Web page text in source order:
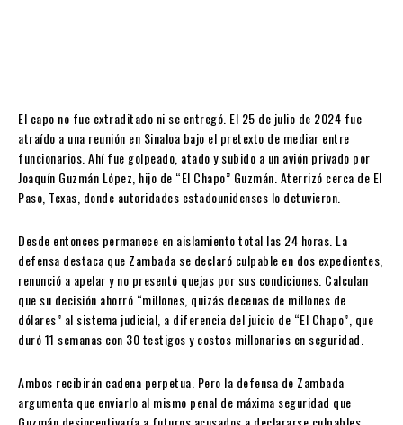
El capo no fue extraditado ni se entregó. El 25 de julio de 2024 fue
atraído a una reunión en Sinaloa bajo el pretexto de mediar entre
funcionarios. Ahí fue golpeado, atado y subido a un avión privado por
Joaquín Guzmán López, hijo de “El Chapo” Guzmán. Aterrizó cerca de El
Paso, Texas, donde autoridades estadounidenses lo detuvieron.
Desde entonces permanece en aislamiento total las 24 horas. La
defensa destaca que Zambada se declaró culpable en dos expedientes,
renunció a apelar y no presentó quejas por sus condiciones. Calculan
que su decisión ahorró “millones, quizás decenas de millones de
dólares” al sistema judicial, a diferencia del juicio de “El Chapo”, que
duró 11 semanas con 30 testigos y costos millonarios en seguridad.
Ambos recibirán cadena perpetua. Pero la defensa de Zambada
argumenta que enviarlo al mismo penal de máxima seguridad que